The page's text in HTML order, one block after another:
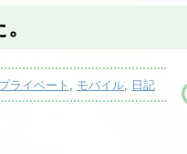
プライベート , モバイル, 日記